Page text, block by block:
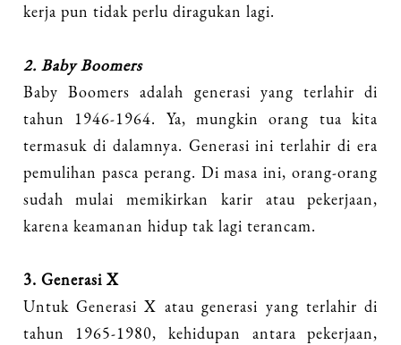
kerja pun tidak perlu diragukan lagi.
2. Baby Boomers
Baby Boomers adalah generasi yang terlahir di
tahun 1946-1964. Ya, mungkin orang tua kita
termasuk di dalamnya. Generasi ini terlahir di era
pemulihan pasca perang. Di masa ini, orang-orang
sudah mulai memikirkan karir atau pekerjaan,
karena keamanan hidup tak lagi terancam.
3. Generasi X
Untuk Generasi X atau generasi yang terlahir di
tahun 1965-1980, kehidupan antara pekerjaan,